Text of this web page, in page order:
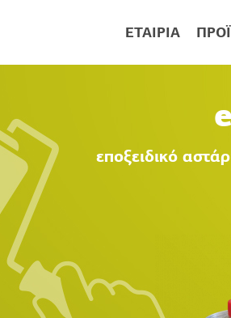
ΕΤΑΙΡΊΑ
εποξειδικό